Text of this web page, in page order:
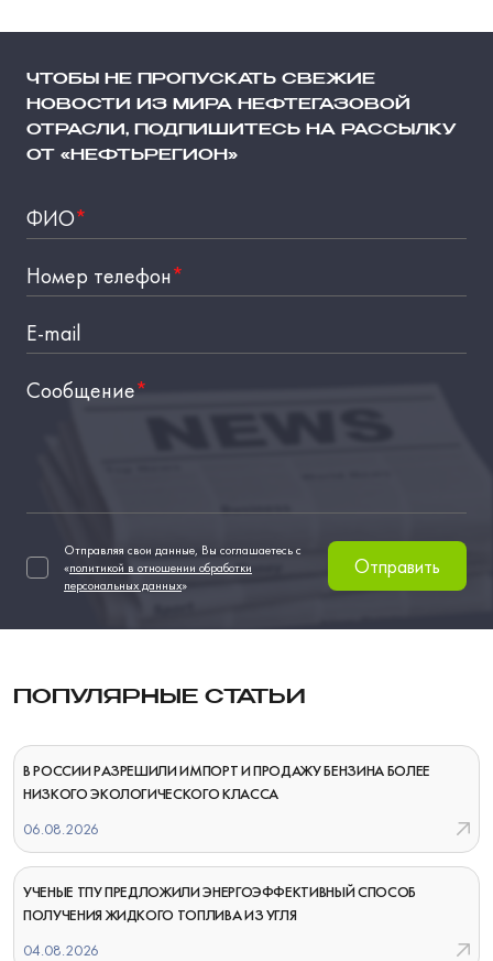
ЧТОБЫ НЕ ПРОПУСКАТЬ СВЕЖИЕ
НОВОСТИ ИЗ МИРА НЕФТЕГАЗОВОЙ
ОТРАСЛИ, ПОДПИШИТЕСЬ НА РАССЫЛКУ
ОТ «НЕФТЬРЕГИОН»
ФИО*
Номер телефон*
E-mail
Сообщение*
Отправляя свои данные, Вы соглашаетесь с
«политикой в отношении обработки
персональных данных»
Отправить
ПОПУЛЯРНЫЕ СТАТЬИ
В РОССИИ РАЗРЕШИЛИ ИМПОРТ И ПРОДАЖУ БЕНЗИНА БОЛЕЕ
НИЗКОГО ЭКОЛОГИЧЕСКОГО КЛАССА
06.08.2026
УЧЕНЫЕ ТПУ ПРЕДЛОЖИЛИ ЭНЕРГОЭФФЕКТИВНЫЙ СПОСОБ
ПОЛУЧЕНИЯ ЖИДКОГО ТОПЛИВА ИЗ УГЛЯ
04.08.2026